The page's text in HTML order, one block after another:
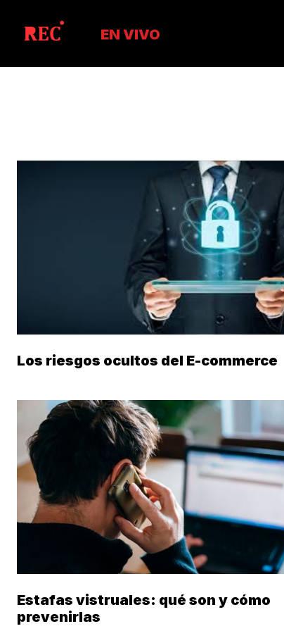
EN VIVO
Los riesgos ocultos del E-commerce
Estafas vistruales: qué son y cómo
prevenirlas